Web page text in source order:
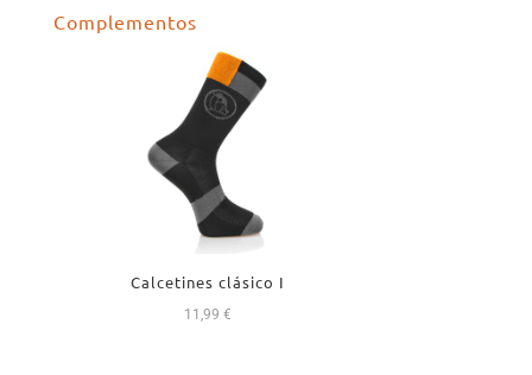
18,99 €.
Complementos
Calcetines clásico I
11,99 €